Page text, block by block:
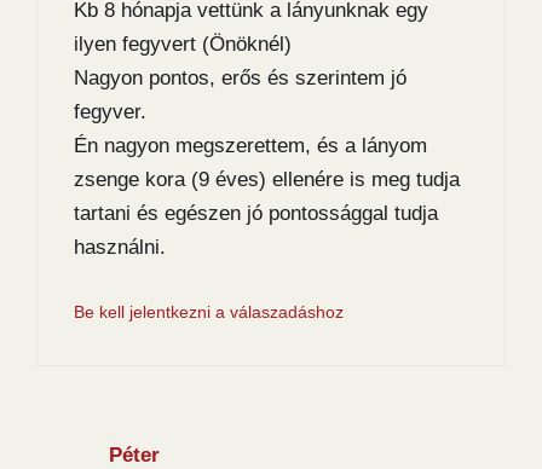
Kb 8 hónapja vettünk a lányunknak egy
ilyen fegyvert (Önöknél)
Nagyon pontos, erős és szerintem jó
fegyver.
Én nagyon megszerettem, és a lányom
zsenge kora (9 éves) ellenére is meg tudja
tartani és egészen jó pontossággal tudja
használni.
Be kell jelentkezni a válaszadáshoz
Péter